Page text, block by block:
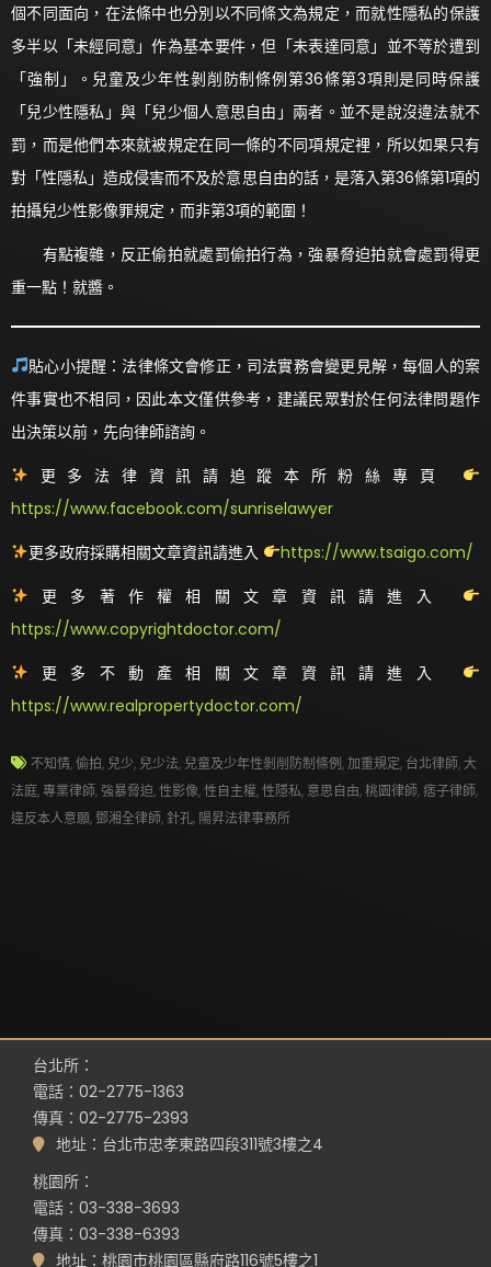
個不同面向，在法條中也分別以不同條文為規定，而就性隱私的保護
多半以「未經同意」作為基本要件，但「未表達同意」並不等於遭到
「強制」。兒童及少年性剝削防制條例第36條第3項則是同時保護
「兒少性隱私」與「兒少個人意思自由」兩者。並不是說沒違法就不
罰，而是他們本來就被規定在同一條的不同項規定裡，所以如果只有
對「性隱私」造成侵害而不及於意思自由的話，是落入第36條第1項的
拍攝兒少性影像罪規定，而非第3項的範圍！
有點複雜，反正偷拍就處罰偷拍行為，強暴脅迫拍就會處罰得更
重一點！就醬。
貼心小提醒：法律條文會修正，司法實務會變更見解，每個人的案
件事實也不相同，因此本文僅供參考，建議民眾對於任何法律問題作
出決策以前，先向律師諮詢。
更多法律資訊請追蹤本所粉絲專頁
https://www.facebook.com/sunriselawyer
更多政府採購相關文章資訊請進入
https://www.tsaigo.com/
更多著作權相關文章資訊請進入
https://www.copyrightdoctor.com/
更多不動產相關文章資訊請進入
https://www.realpropertydoctor.com/
不知情,偷拍, 兒少, 兒少法, 兒童及少年性剝削防制條例,加重規定, 台北律師, 大
法庭,專業律師,強暴脅迫,性影像,性自主權,性隱私, 意思自由,桃園律師,痞子律師,
違反本人意願, 鄧湘全律師, 針孔, 陽昇法律事務所
台北所：
電話：02-2775-1363
傳真：02-2775-2393
地址：台北市忠孝東路四段311號3樓之4
桃園所：
電話：03-338-3693
傳真：03-338-6393
地址：桃園市桃園區縣府路116號5樓之1